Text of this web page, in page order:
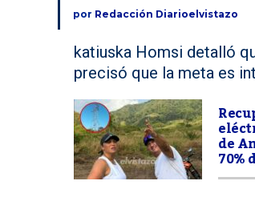
por Redacción Diarioelvistazo
katiuska Homsi detalló
precisó que la meta es
de
70%